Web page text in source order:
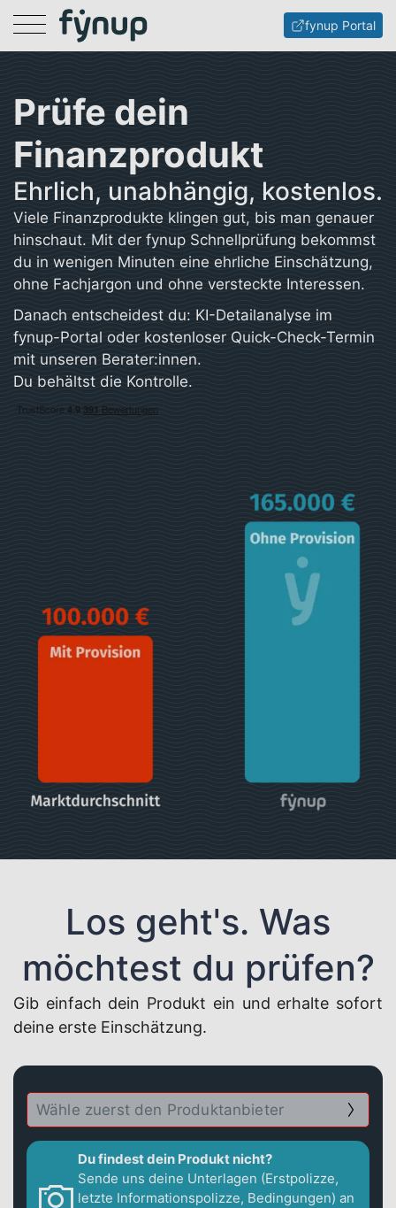
Menu fynup Portal
Prüfe dein
Finanzprodukt
Ehrlich, unabhängig, kostenlos.
Viele Finanzprodukte klingen gut, bis man genauer
hinschaut. Mit der fynup Schnellprüfung bekommst
du in wenigen Minuten eine ehrliche Einschätzung,
ohne Fachjargon und ohne versteckte Interessen.
Danach entscheidest du: KI-Detailanalyse im
fynup-Portal oder kostenloser Quick-Check-Termin
mit unseren Berater:innen.
Du behältst die Kontrolle.
Los geht's. Was
möchtest du prüfen?
Gib einfach dein Produkt ein und erhalte sofort
deine erste Einschätzung.
Du findest dein Produkt nicht?
Sende uns deine Unterlagen (Erstpolizze,
letzte Informationspolizze, Bedingungen) an